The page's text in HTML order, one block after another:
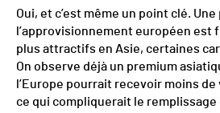
Oui, et c’est même un point clé.
l’approvisionnement européen est
plus attractifs en Asie, certaines
On observe déjà un premium
l’Europe pourrait recevoir moins
ce qui compliquerait le